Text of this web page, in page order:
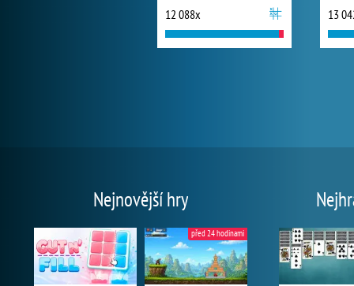
12 088x 13
Nejnovější hry
před 24 hodinami